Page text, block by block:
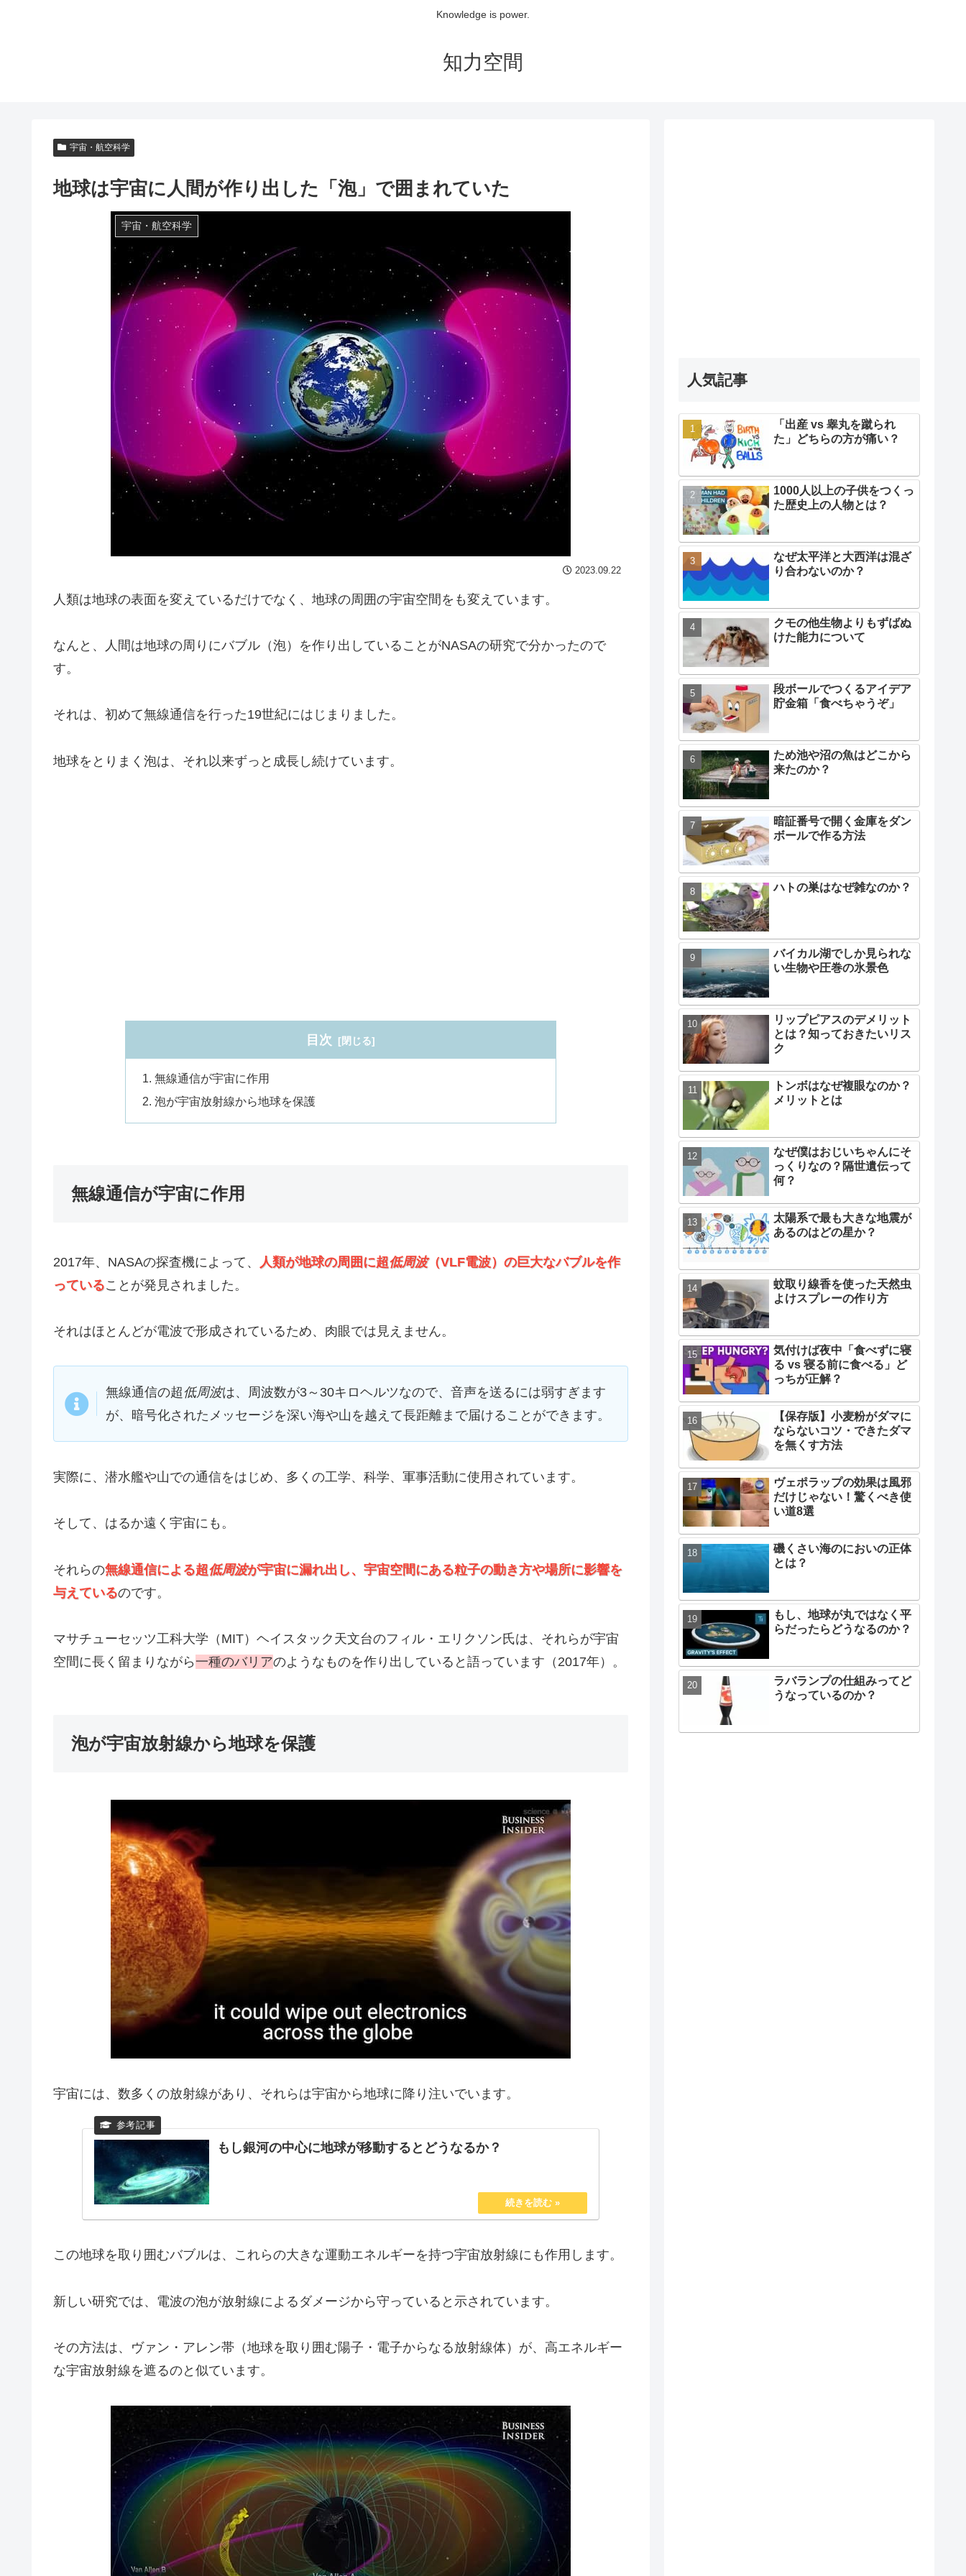
Knowledge is power.
知力空間
宇宙・航空科学
地球は宇宙に人間が作り出した「泡」で囲まれていた
宇宙・航空科学
2023.09.22
人類は地球の表面を変えているだけでなく、地球の周囲の宇宙空間をも変えています。
なんと、人間は地球の周りにバブル（泡）を作り出していることがNASAの研究で分かったので
す。
それは、初めて無線通信を行った19世紀にはじまりました。
地球をとりまく泡は、それ以来ずっと成長し続けています。
目次
無線通信が宇宙に作用
泡が宇宙放射線から地球を保護
無線通信が宇宙に作用
2017年、NASAの探査機によって、 人類が地球の周囲に超低周波（VLF電波）の巨大なバブルを作
っていることが発見されました。
それはほとんどが電波で形成されているため、肉眼では見えません。
無線通信の超低周波は、周波数が3～30キロヘルツなので、音声を送るには弱すぎます
が、暗号化されたメッセージを深い海や山を越えて長距離まで届けることができます。
実際に、潜水艦や山での通信をはじめ、多くの工学、科学、軍事活動に使用されています。
そして、はるか遠く宇宙にも。
それらの無線通信による超低周波が宇宙に漏れ出し、宇宙空間にある粒子の動き方や場所に影響を
与えているのです。
マサチューセッツ工科大学（MIT）ヘイスタック天文台のフィル・エリクソン氏は、それらが宇宙
空間に長く留まりながら一種のバリアのようなものを作り出していると語っています（2017年）。
泡が宇宙放射線から地球を保護
宇宙には、数多くの放射線があり、それらは宇宙から地球に降り注いでいます。
もし銀河の中心に地球が移動するとどうなるか？
この地球を取り囲むバブルは、これらの大きな運動エネルギーを持つ宇宙放射線にも作用します。
新しい研究では、電波の泡が放射線によるダメージから守っていると示されています。
その方法は、ヴァン・アレン帯（地球を取り囲む陽子・電子からなる放射線体）が、高エネルギー
な宇宙放射線を遮るのと似ています。
人気記事
「出産 vs 睾丸を蹴られ
た」どちらの方が痛い？
1000人以上の子供をつくっ
た歴史上の人物とは？
なぜ太平洋と大西洋は混ざ
り合わないのか？
クモの他生物よりもずばぬ
けた能力について
段ボールでつくるアイデア
貯金箱「食べちゃうぞ」
ため池や沼の魚はどこから
来たのか？
暗証番号で開く金庫をダン
ボールで作る方法
ハトの巣はなぜ雑なのか？
バイカル湖でしか見られな
い生物や圧巻の氷景色
リップピアスのデメリット
とは？知っておきたいリス
ク
トンボはなぜ複眼なのか？
メリットとは
なぜ僕はおじいちゃんにそ
っくりなの？隔世遺伝って
何？
太陽系で最も大きな地震が
あるのはどの星か？
蚊取り線香を使った天然虫
よけスプレーの作り方
気付けば夜中「食べずに寝
る vs 寝る前に食べる」ど
っちが正解？
【保存版】小麦粉がダマに
ならないコツ・できたダマ
を無くす方法
ヴェポラップの効果は風邪
だけじゃない！驚くべき使
い道8選
磯くさい海のにおいの正体
とは？
もし、地球が丸ではなく平
らだったらどうなるのか？
ラバランプの仕組みってど
うなっているのか？